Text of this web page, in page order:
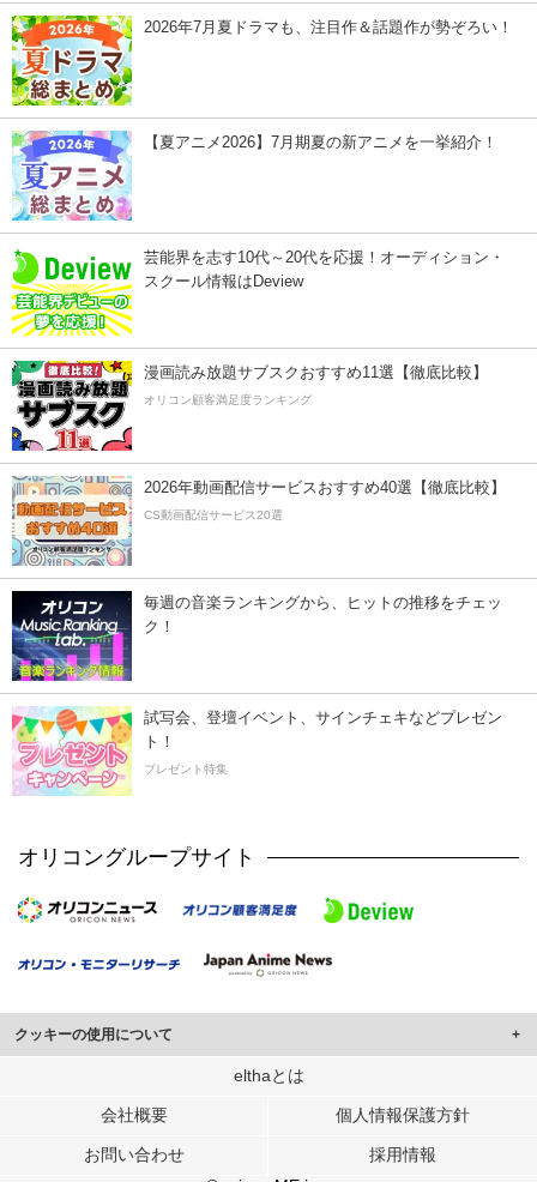
2026年7月夏ドラマも、注目作＆話題作が勢ぞろい！
【夏アニメ2026】7月期夏の新アニメを一挙紹介！
芸能界を志す10代～20代を応援！オーディション・
スクール情報はDeview
漫画読み放題サブスクおすすめ11選【徹底比較】
オリコン顧客満足度ランキング
2026年動画配信サービスおすすめ40選【徹底比較】
CS動画配信サービス20選
毎週の音楽ランキングから、ヒットの推移をチェッ
ク！
試写会、登壇イベント、サインチェキなどプレゼン
ト！
プレゼント特集
オリコングループサイト
クッキーの使用について
このサイトでは Cookie を使用して、ユーザーに合わせたコンテンツや広告の
行っています。
メディアや広告配信、データ解析の各パートナーに提供しています。
各パートナーは、この情報とユーザーが各パートナーに提供した他の情報や、
elthaとは
会社概要 個人情報保護方針
お問い合わせ
採用情報